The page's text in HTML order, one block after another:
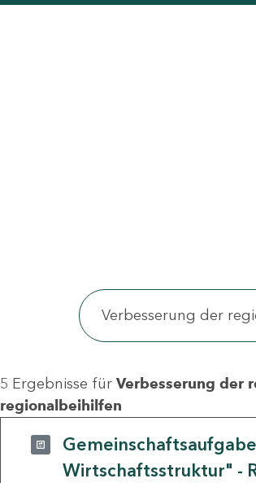
5 Ergebnisse für Verbesserung der
regionalbeihilfen
Wirtschaftsstruktur" -